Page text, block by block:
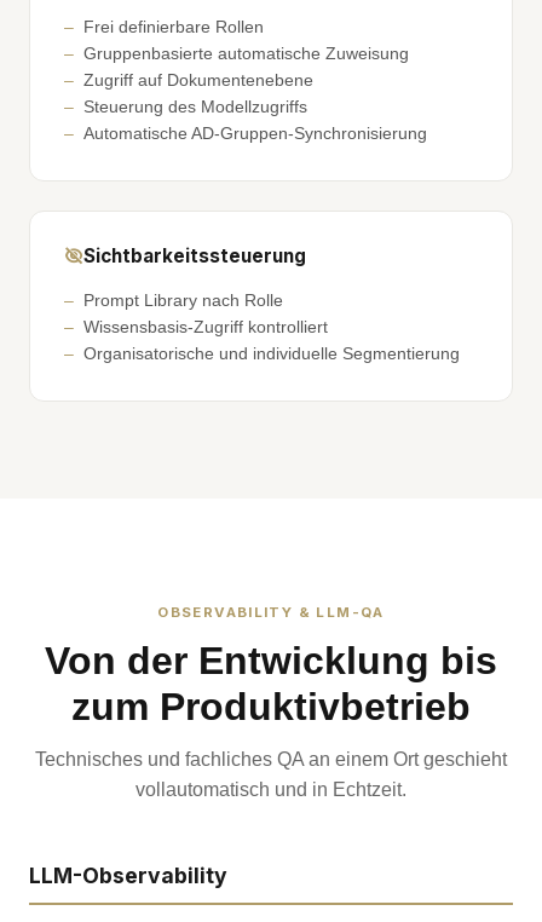
Frei definierbare Rollen
Gruppenbasierte automatische Zuweisung
Zugriff auf Dokumentenebene
Steuerung des Modellzugriffs
Automatische AD-Gruppen-Synchronisierung
Sichtbarkeitssteuerung
Prompt Library nach Rolle
Wissensbasis-Zugriff kontrolliert
Organisatorische und individuelle Segmentierung
OBSERVABILITY & LLM-QA
Von der Entwicklung bis
zum Produktivbetrieb
Technisches und fachliches QA an einem Ort geschieht
vollautomatisch und in Echtzeit.
LLM-Observability